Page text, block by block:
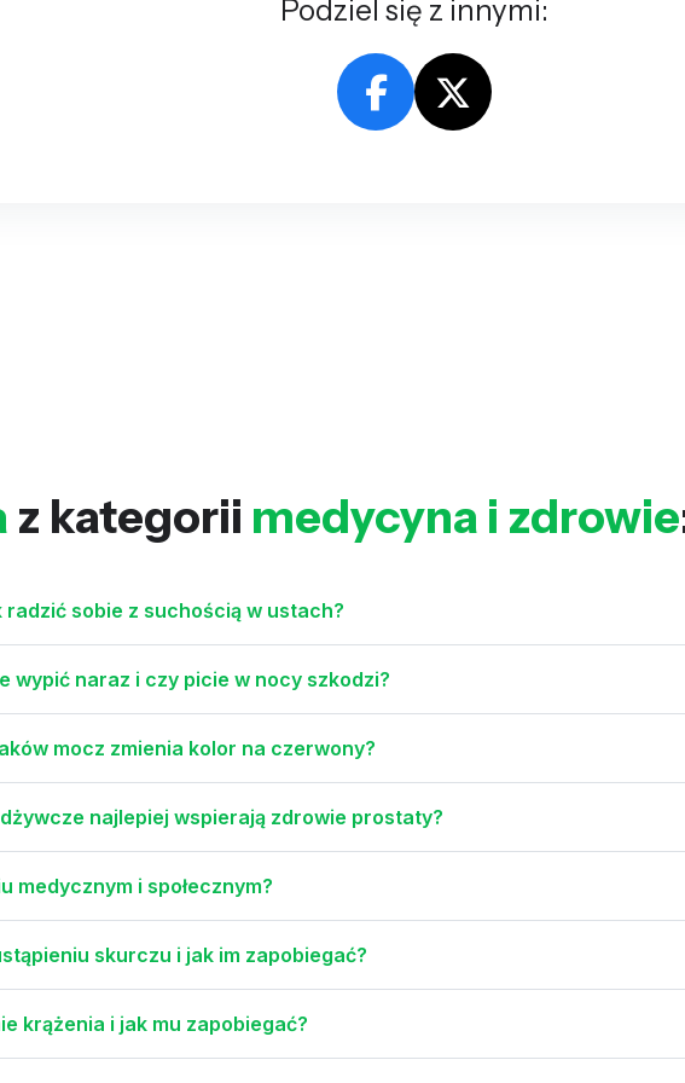
Podziel się z innymi:
z kategorii medycyna i zdrowie
sobie z suchością w ustach?
wypić naraz i czy picie w nocy szkodzi?
mocz zmienia kolor na czerwony?
najlepiej wspierają zdrowie prostaty?
medycznym i społecznym?
skurczu i jak im zapobiegać?
krążenia i jak mu zapobiegać?